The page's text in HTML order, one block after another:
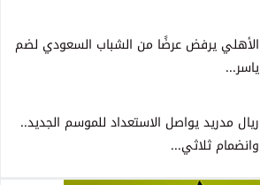
الأهلي يرفض عرضًا من الشباب السعودي لضم
ياسر...
ريال مدريد يواصل الاستعداد للموسم الجديد..
وانضمام ثلاثي...